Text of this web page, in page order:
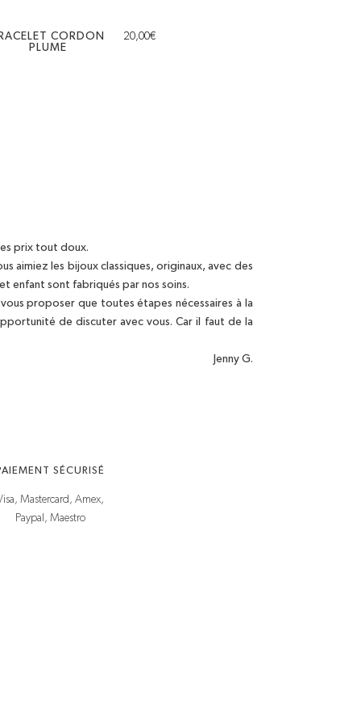
CORDON
PLUME
20,00€
prix tout doux.
aimiez les bijoux classiques, originaux, avec des
enfant sont fabriqués par nos soins.
proposer que toutes étapes nécessaires à la
de discuter avec vous. Car il faut de la
Jenny G.
SÉCURISÉ
Mastercard, Amex,
Paypal, Maestro